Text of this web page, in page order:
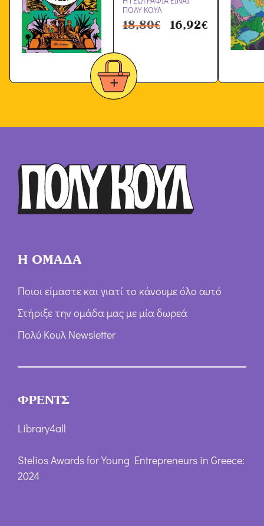
ΠΟΛΥ ΚΟΥΛ
18,80€ 16,92€
Η ΟΜΑΔΑ
Ποιοι είμαστε και γιατί το κάνουμε όλο αυτό
Στήριξε την ομάδα μας με μία δωρεά
Πολύ Κουλ Newsletter
ΦΡΕΝΤΣ
Library4all
Stelios Awards for Young Entrepreneurs in Greece:
2024